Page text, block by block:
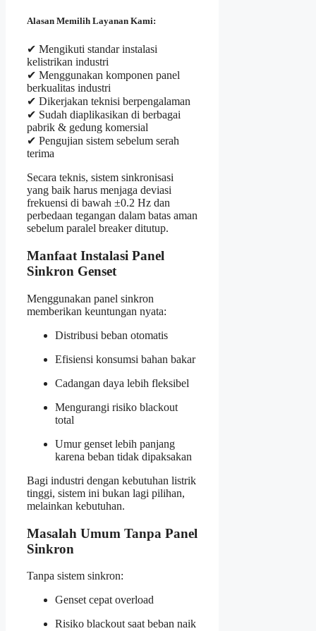
Alasan Memilih Layanan Kami:
✔ Mengikuti standar instalasi
kelistrikan industri
✔ Menggunakan komponen panel
berkualitas industri
✔ Dikerjakan teknisi berpengalaman
✔ Sudah diaplikasikan di berbagai
pabrik & gedung komersial
✔ Pengujian sistem sebelum serah
terima
Secara teknis, sistem sinkronisasi
yang baik harus menjaga deviasi
frekuensi di bawah ±0.2 Hz dan
perbedaan tegangan dalam batas aman
sebelum paralel breaker ditutup.
Manfaat Instalasi Panel
Sinkron Genset
Menggunakan panel sinkron
memberikan keuntungan nyata:
Distribusi beban otomatis
Efisiensi konsumsi bahan bakar
Cadangan daya lebih fleksibel
Mengurangi risiko blackout
total
Umur genset lebih panjang
karena beban tidak dipaksakan
Bagi industri dengan kebutuhan listrik
tinggi, sistem ini bukan lagi pilihan,
melainkan kebutuhan.
Masalah Umum Tanpa Panel
Sinkron
Tanpa sistem sinkron:
Genset cepat overload
Risiko blackout saat beban naik